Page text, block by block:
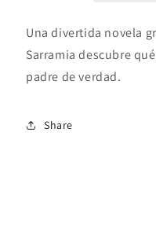
Una divertida novela
Sarramia descubre
padre de verdad.
Share